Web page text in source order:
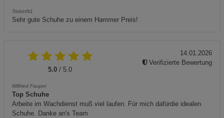
Triskinfit1
Sehr gute Schuhe zu einem Hammer Preis!
5.0 / 5.0
Wilfried Faupel
Top Schuhe
Arbeite im Wachdienst muß viel laufen. Für mich dafürdie idealen
Schuhe. Danke an's Team
14.01.2026
Verifizierte Bewertung